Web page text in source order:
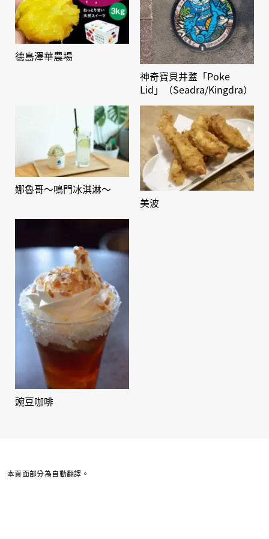
德島澤華農場
神奇寶貝井蓋「Poke
Lid」（Seadra/Kingdra）
娜魯哥～鳴門冰淇淋～
美波
豌豆咖啡
本頁面部分為自動翻譯。